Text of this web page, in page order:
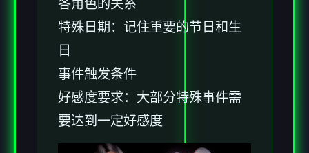
各角色的关系
特殊日期：记住重要的节日和生
日
事件触发条件
好感度要求：大部分特殊事件需
要达到一定好感度